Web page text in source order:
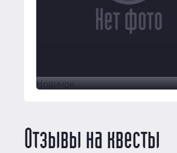
Новичок
Отзывы на квесты